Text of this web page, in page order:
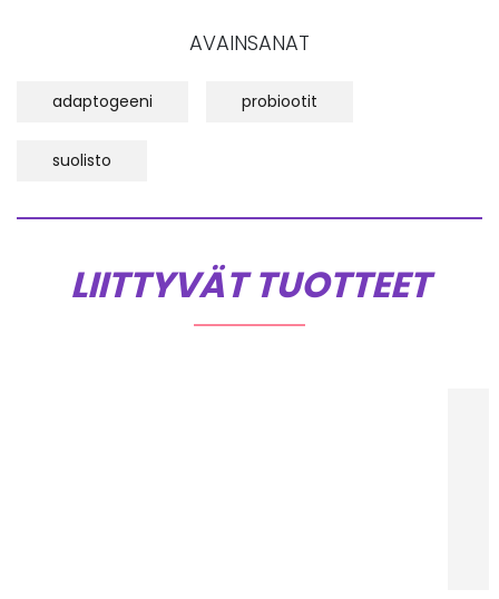
AVAINSANAT
adaptogeeni probiootit
suolisto
LIITTYVÄT TUOTTEET